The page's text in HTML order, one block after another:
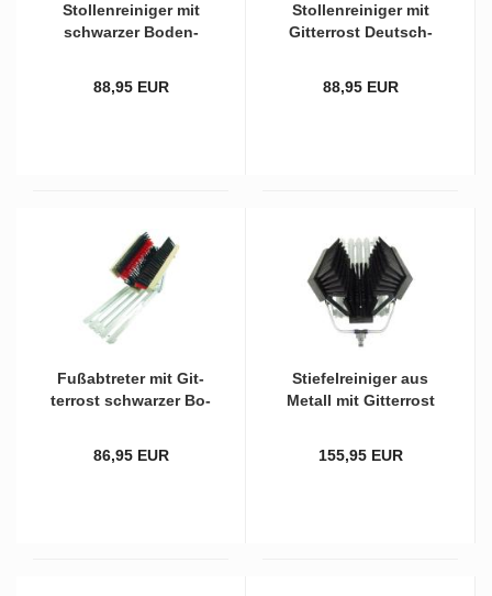
Stol­len­rei­ni­ger mit
schwar­zer Bo­den­
Sei­ten­bürs­ten
88,95 EUR
Stol­len­rei­ni­ger mit
Git­ter­rost Deutsch­
88,95 EUR
Fuß­ab­tre­ter mit Git­
ter­rost schwar­zer Bo­
bürs­ten
86,95 EUR
Stie­fel­rei­ni­ger aus
Me­tall mit Git­ter­rost
PVC-​Be­satz und Was­
155,95 EUR